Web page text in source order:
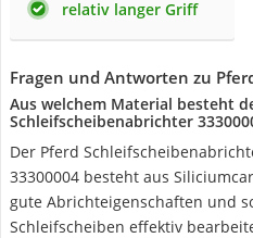
relativ langer Griff
Fragen und Antworten zu
Aus welchem Material besteht
Schleifscheibenabrichter
Der Pferd
33300004 besteht aus
gute Abrichteigenschaften und
Schleifscheiben effektiv